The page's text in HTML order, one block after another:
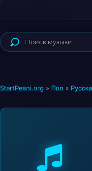
StartPesni.org » Поп »